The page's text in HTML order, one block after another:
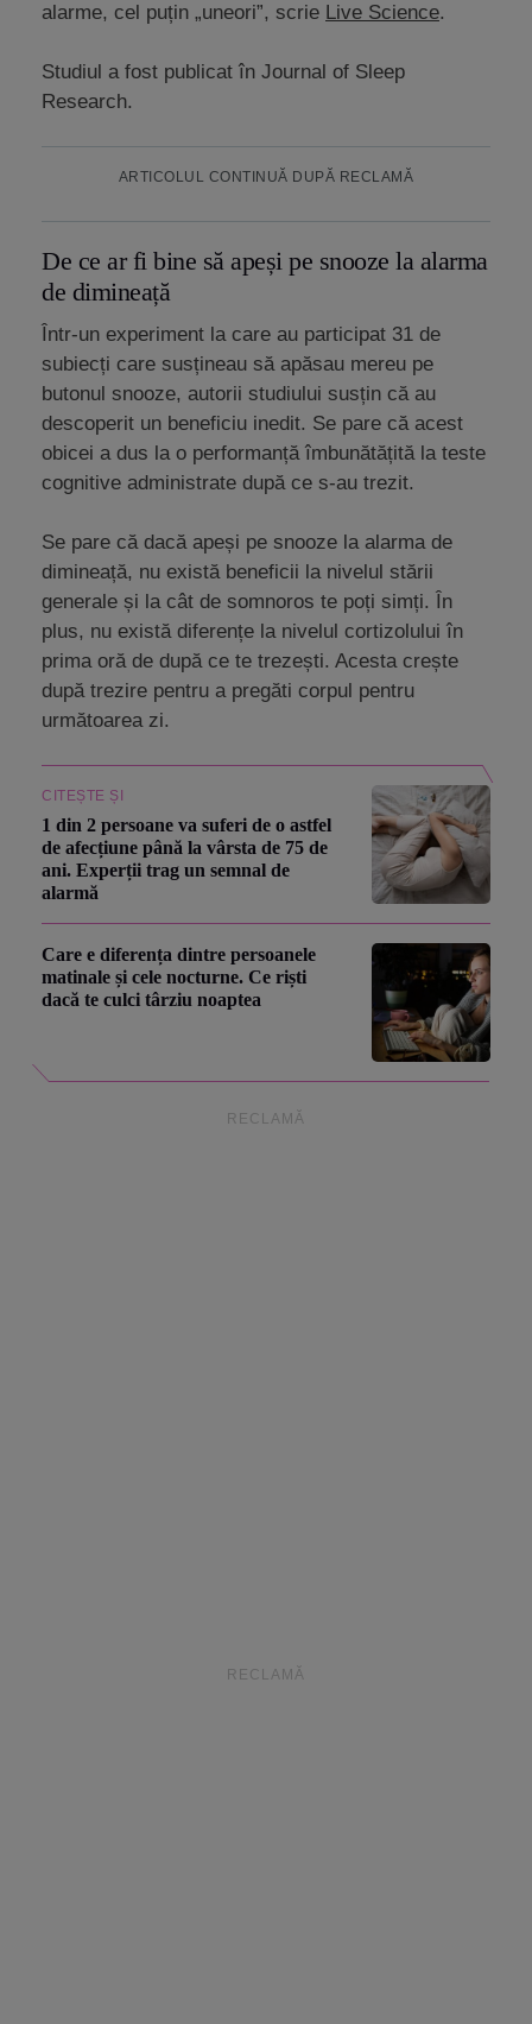
alarme, cel puțin „uneori”, scrie Live Science.
Studiul a fost publicat în Journal of Sleep
Research.
ARTICOLUL CONTINUĂ DUPĂ RECLAMĂ
De ce ar fi bine să apeși pe snooze la alarma
de dimineață
Într-un experiment la care au participat 31 de
subiecți care susțineau să apăsau mereu pe
butonul snooze, autorii studiului susțin că au
descoperit un beneficiu inedit. Se pare că acest
obicei a dus la o performanță îmbunătățită la teste
cognitive administrate după ce s-au trezit.
Se pare că dacă apeși pe snooze la alarma de
dimineață, nu există beneficii la nivelul stării
generale și la cât de somnoros te poți simți. În
plus, nu există diferențe la nivelul cortizolului în
prima oră de după ce te trezești. Acesta crește
după trezire pentru a pregăti corpul pentru
următoarea zi.
CITEȘTE ȘI
1 din 2 persoane va suferi de o astfel
de afecțiune până la vârsta de 75 de
ani. Experții trag un semnal de
alarmă
Care e diferența dintre persoanele
matinale și cele nocturne. Ce riști
dacă te culci târziu noaptea
RECLAMĂ
RECLAMĂ